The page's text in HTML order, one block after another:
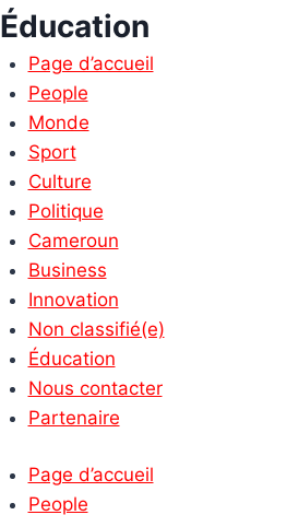
Éducation
Page d’accueil
People
Monde
Sport
Culture
Politique
Cameroun
Business
Innovation
Non classifié(e)
Éducation
Nous contacter
Partenaire
Page d’accueil
People